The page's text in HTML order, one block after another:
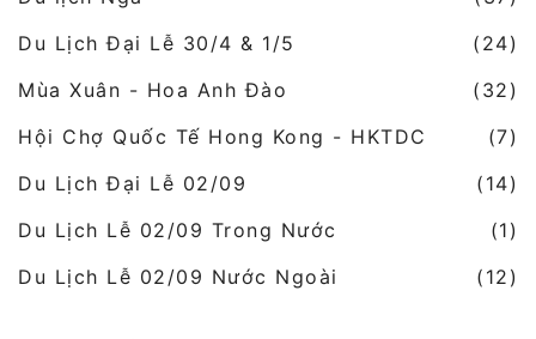
Du Lịch Đại Lễ 30/4 & 1/5
(24)
Mùa Xuân - Hoa Anh Đào
(32)
Hội Chợ Quốc Tế Hong Kong - HKTDC
(7)
Du Lịch Đại Lễ 02/09
(14)
Du Lịch Lễ 02/09 Trong Nước
(1)
Du Lịch Lễ 02/09 Nước Ngoài
(12)